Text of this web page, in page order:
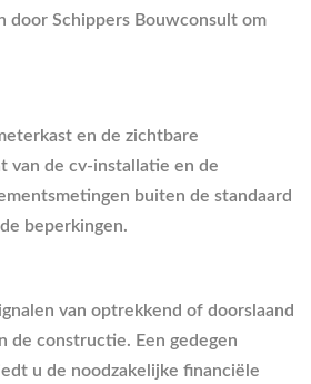
door Schippers Bouwconsult om
en de zichtbare
van de cv-installatie en de
buiten de standaard
beperkingen.
van optrekkend of doorslaand
constructie. Een gedegen
u de noodzakelijke financiële